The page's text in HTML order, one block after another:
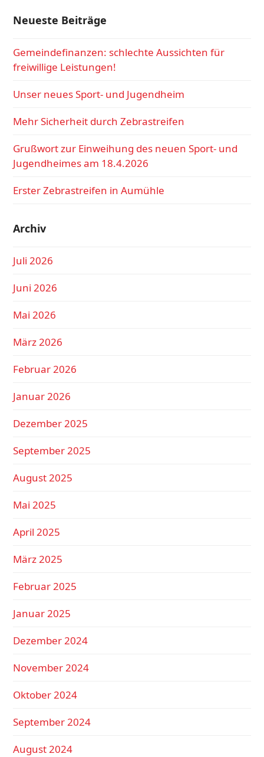
Neueste Beiträge
Gemeindefinanzen: schlechte Aussichten für
freiwillige Leistungen!
Unser neues Sport- und Jugendheim
Mehr Sicherheit durch Zebrastreifen
Grußwort zur Einweihung des neuen Sport- und
Jugendheimes am 18.4.2026
Erster Zebrastreifen in Aumühle
Archiv
Juli 2026
Juni 2026
Mai 2026
März 2026
Februar 2026
Januar 2026
Dezember 2025
September 2025
August 2025
Mai 2025
April 2025
März 2025
Februar 2025
Januar 2025
Dezember 2024
November 2024
Oktober 2024
September 2024
August 2024